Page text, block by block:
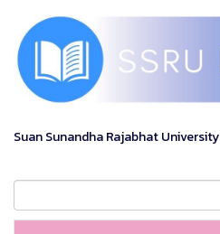
Suan Sunandha Rajabhat University